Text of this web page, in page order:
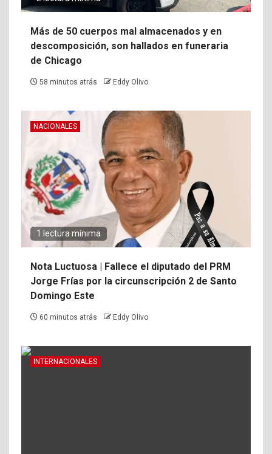
Más de 50 cuerpos mal almacenados y en
descomposición, son hallados en funeraria
de Chicago
58 minutos atrás Eddy Olivo
NACIONALES
1 lectura mínima
Nota Luctuosa | Fallece el diputado del PRM
Jorge Frías por la circunscripción 2 de Santo
Domingo Este
60 minutos atrás Eddy Olivo
INTERNACIONALES